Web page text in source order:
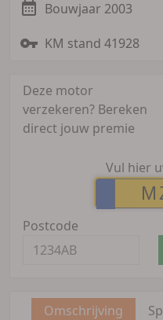
Bouwjaar 2003
KM stand 41928
Deze motor
verzekeren? Bereken
direct jouw premie
Vul hier
Postcode
Omschrijving